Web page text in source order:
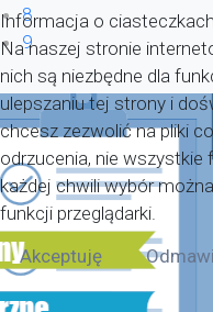
8
9
Informacja o ciasteczkach
Na naszej stronie
nich są niezbędne dla
ulepszaniu tej strony i
chcesz zezwolić na pliki
odrzucenia, nie
każdej chwili wybór
funkcji przeglądarki.
Akceptuję